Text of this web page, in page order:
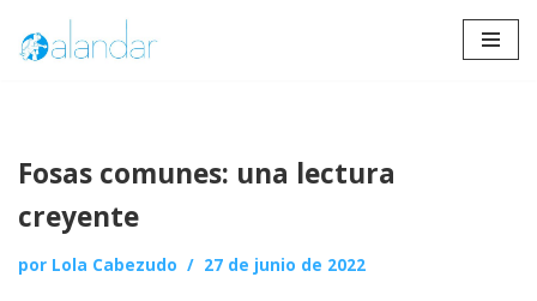
Saltar
Fosas comunes: una lectura
creyente
por Lola Cabezudo 27 de junio de 2022